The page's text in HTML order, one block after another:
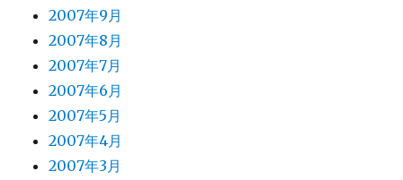
2007年9月
2007年8月
2007年7月
2007年6月
2007年5月
2007年4月
2007年3月